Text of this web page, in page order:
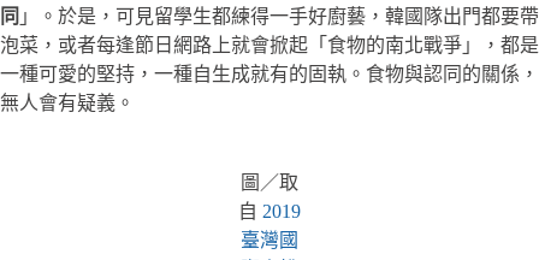
同 」。於是，可見留學生都練得一手好廚藝，韓國隊出門都要帶
泡菜，或者每逢節日網路上就會掀起「食物的南北戰爭」，都是
一種可愛的堅持，一種自生成就有的固執。食物與認同的關係，
無人會有疑義。
圖／取
自 2019
臺灣國